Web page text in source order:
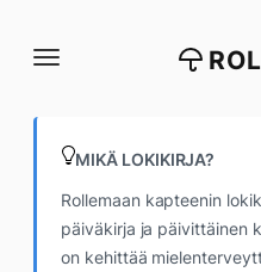
suoraan
MIKÄ LOKIKIRJA?
Rollemaan kapteenin
päiväkirja ja päivittäinen
on kehittää